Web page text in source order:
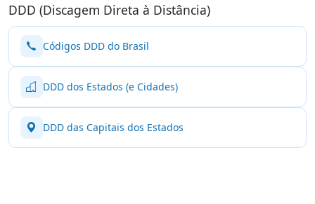
DDD (Discagem Direta à Distância)
Códigos DDD do Brasil
DDD dos Estados (e Cidades)
DDD das Capitais dos Estados